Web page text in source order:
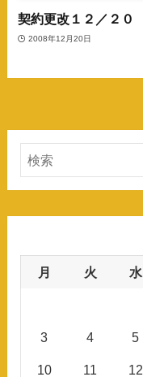
契約更改１２／２０
2008年12月20日
月 火 水
3 4 5
10 11 12